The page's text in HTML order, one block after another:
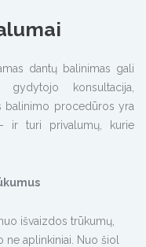
dantų balinimas gali
konsultacija,
balinimo procedūros yra
ir turi privalumų, kurie
išvaizdos trūkumų,
ne aplinkiniai. Nuo šiol